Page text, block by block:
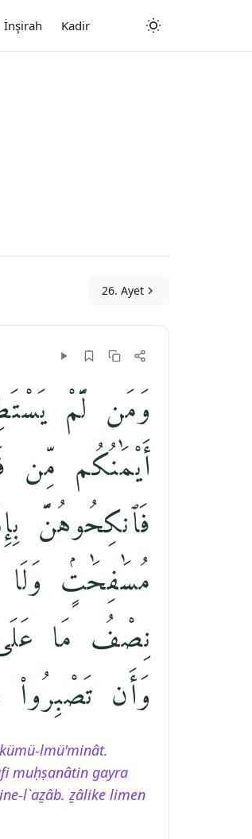
İnşirah Kadir
26. Ayet
وَمَن لَّمْ
أَيْمَٰنُكُم مِّن
فَٱنكِحُوهُنَّ
مُسَٰفِحَٰتٍۢ
نِصْفُ مَا
وَأَن
lmü'minât.
muḥṣanâtin gayra
l`aẕâb. ẕâlike limen